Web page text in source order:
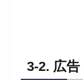
3-2. 広